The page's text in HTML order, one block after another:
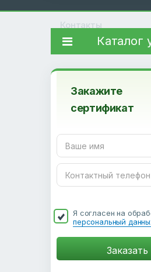
Контакты
Каталог
Закажите
сертификат
Я согласен на
персональный